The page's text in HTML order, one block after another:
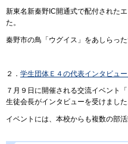
新東名新秦野IC開通式で配付された
た。
秦野市の鳥「ウグイス」をあしらっ
２． 学生団体Ｅ４の代表インタビュー
７月９日に開催される交流イベント
生徒会長がインタビューを受けました
イベントには、本校からも複数の部